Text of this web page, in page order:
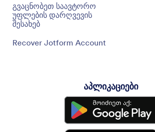
გვაცნობეთ საავტორო
უფლების დარღვევის
შესახებ
Recover Jotform Account
აპლიკაციები